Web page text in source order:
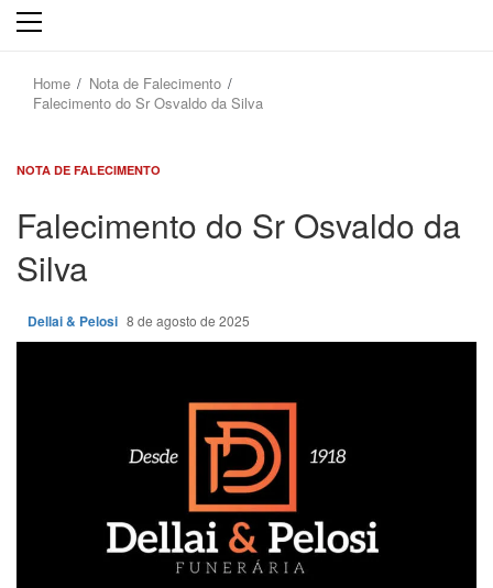
Primary
Home
Nota de Falecimento
Falecimento do Sr Osvaldo da Silva
NOTA DE FALECIMENTO
Falecimento do Sr Osvaldo da
Silva
Dellai & Pelosi 8 de agosto de 2025